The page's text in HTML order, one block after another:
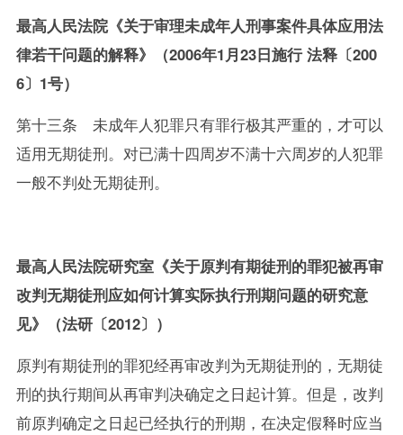
最高人民法院《关于审理未成年人刑事案件具体应用法
律若干问题的解释》（2006年1月23日施行 法释〔200
6〕1号）
第十三条 未成年人犯罪只有罪行极其严重的，才可以
适用无期徒刑。对已满十四周岁不满十六周岁的人犯罪
一般不判处无期徒刑。
最高人民法院研究室《关于原判有期徒刑的罪犯被再审
改判无期徒刑应如何计算实际执行刑期问题的研究意
见》（法研〔2012〕）
原判有期徒刑的罪犯经再审改判为无期徒刑的，无期徒
刑的执行期间从再审判决确定之日起计算。但是，改判
前原判确定之日起已经执行的刑期，在决定假释时应当